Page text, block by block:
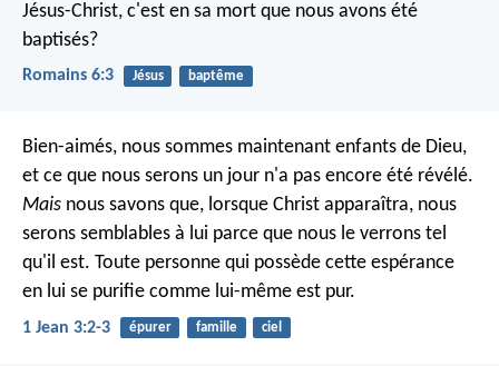
Jésus-Christ, c'est en sa mort que nous avons été
baptisés?
Romains 6:3 Jésus baptême
Bien-aimés, nous sommes maintenant enfants de Dieu,
et ce que nous serons un jour n'a pas encore été révélé.
Mais nous savons que, lorsque Christ apparaîtra, nous
serons semblables à lui parce que nous le verrons tel
qu'il est. Toute personne qui possède cette espérance
en lui se purifie comme lui-même est pur.
1 Jean 3:2-3 épurer famille ciel